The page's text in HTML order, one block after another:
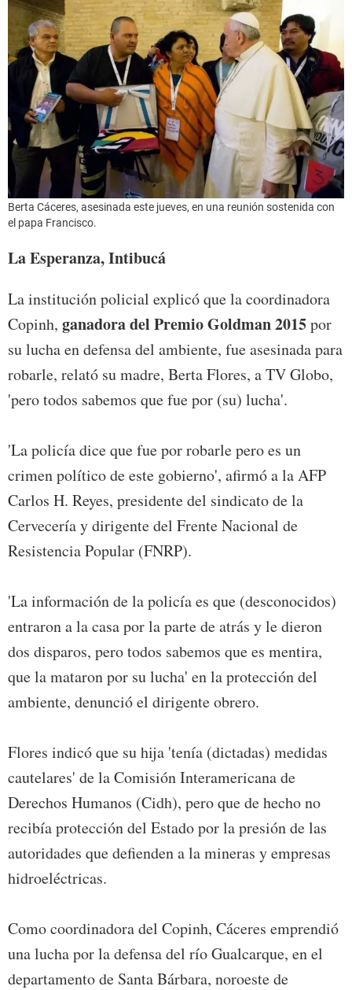
Berta Cáceres, asesinada este jueves, en una reunión sostenida con
el papa Francisco.
La Esperanza, Intibucá
La institución policial explicó que la coordinadora
Copinh, ganadora del Premio Goldman 2015por
su lucha en defensa del ambiente, fue asesinada para
robarle, relató su madre, Berta Flores, a TV Globo,
'pero todos sabemos que fue por (su) lucha'.
'La policía dice que fue por robarle pero es un
crimen político de este gobierno', afirmó a la AFP
Carlos H. Reyes, presidente del sindicato de la
Cervecería y dirigente del Frente Nacional de
Resistencia Popular (FNRP).
'La información de la policía es que (desconocidos)
entraron a la casa por la parte de atrás y le dieron
dos disparos, pero todos sabemos que es mentira,
que la mataron por su lucha' en la protección del
ambiente, denunció el dirigente obrero.
Flores indicó que su hija 'tenía (dictadas) medidas
cautelares' de la Comisión Interamericana de
Derechos Humanos (Cidh), pero que de hecho no
recibía protección del Estado por la presión de las
autoridades que defienden a la mineras y empresas
hidroeléctricas.
Como coordinadora del Copinh, Cáceres emprendió
una lucha por la defensa del río Gualcarque, en el
departamento de Santa Bárbara, noroeste de